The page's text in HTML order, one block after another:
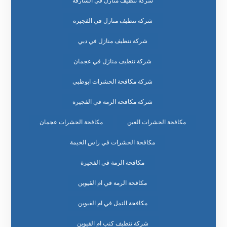
شركة تنظيف منازل في الفجيرة
شركة تنظيف منازل في دبي
شركة تنظيف منازل في عجمان
شركة مكافحة الحشرات ابوظبي
شركة مكافحة الرمة في الفجيرة
مكافحة الحشرات العين مكافحة الحشرات عجمان
مكافحة الحشرات في راس الخيمة
مكافحة الرمة في الفجيرة
مكافحة الرمة في ام القيوين
مكافحة النمل في ام القيوين